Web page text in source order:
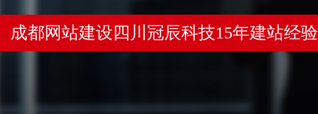
成都网站建设四川冠辰科技15年建站经验